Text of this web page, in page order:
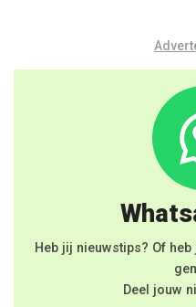
Heb jij nieuwstips? Of
Deel jouw